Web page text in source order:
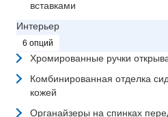
вставками
Интерьер
6 опций
Хромированные ручки
Комбинированная отделка
кожей
Органайзеры на спинках